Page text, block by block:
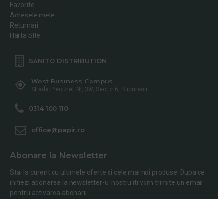
Favorite
Adresele mele
Returnari
Harta SIte
SANITO DISTRIBUTION
West Business Campus
Strada Preciziei, Nr, 3W, Sector 6, Bucuresti
0314 100 110
office@papir.ro
Abonare la Newsletter
Stai la curent cu ultimele oferte si cele mai noi produse. Dupa ce
initiezi abonarea la newsletter-ul nostru iti vom trimite un email
pentru activarea abonarii.